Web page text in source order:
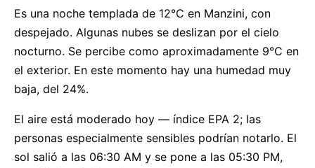
Es una noche templada de 12°C en Manzini, con
despejado. Algunas nubes se deslizan por el cielo
nocturno. Se percibe como aproximadamente 9°C en
el exterior. En este momento hay una humedad muy
baja, del 24%.
El aire está moderado hoy — índice EPA 2; las
personas especialmente sensibles podrían notarlo. El
sol salió a las 06:30 AM y se pone a las 05:30 PM,